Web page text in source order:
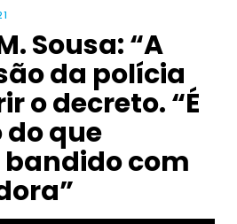
Sousa: “A
da polícia
o decreto. “É
que
com